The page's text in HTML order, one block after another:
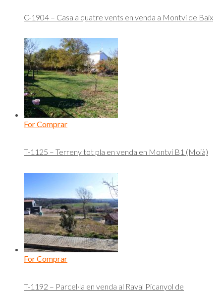
C-1904 – Casa a quatre vents en venda a Montví de Baix
For Comprar
T-1125 – Terreny tot pla en venda en Montví B1 (Moià)
For Comprar
T-1192 – Parcel·la en venda al Raval Picanyol de